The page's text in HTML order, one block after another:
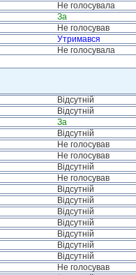
Не голосувала
За
Не голосував
Утримався
Не голосувала
Відсутній
Відсутній
За
Відсутній
Не голосував
Не голосував
Відсутній
Не голосував
Відсутній
Відсутній
Відсутній
Відсутній
Відсутній
Відсутній
Відсутній
Не голосував